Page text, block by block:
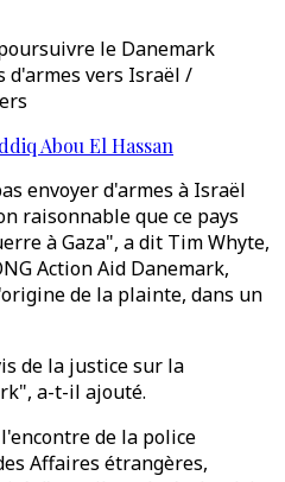
le Danemark
d'armes vers Israël /
Abou El Hassan
envoyer d'armes à Israël
raisonnable que ce pays
à Gaza", a dit Tim Whyte,
Action Aid Danemark,
de la plainte, dans un
de la justice sur la
a-t-il ajouté.
de la police
Affaires étrangères,